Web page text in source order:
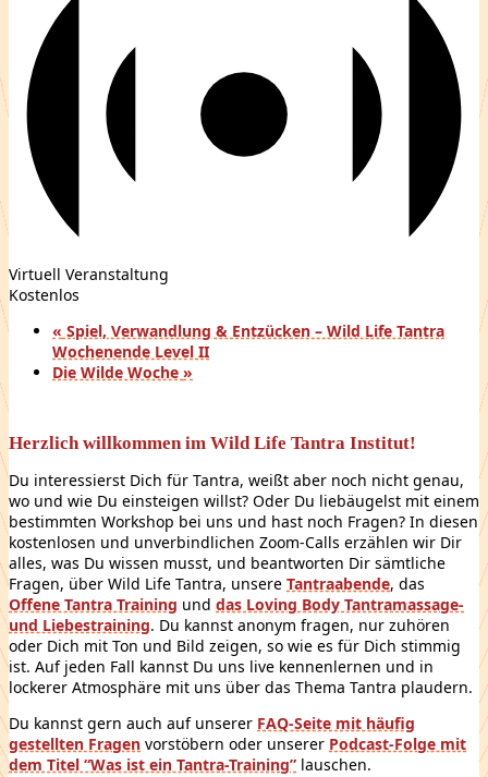
Virtuell Veranstaltung
Kostenlos
« Spiel, Verwandlung & Entzücken – Wild Life Tantra
Wochenende Level II
Die Wilde Woche »
Herzlich willkommen im Wild Life Tantra Institut!
Du interessierst Dich für Tantra, weißt aber noch nicht genau,
wo und wie Du einsteigen willst? Oder Du liebäugelst mit einem
bestimmten Workshop bei uns und hast noch Fragen? In diesen
kostenlosen und unverbindlichen Zoom-Calls erzählen wir Dir
alles, was Du wissen musst, und beantworten Dir sämtliche
Fragen, über Wild Life Tantra, unsere Tantraabende, das
Offene Tantra Training und das Loving Body Tantramassage-
und Liebestraining. Du kannst anonym fragen, nur zuhören
oder Dich mit Ton und Bild zeigen, so wie es für Dich stimmig
ist. Auf jeden Fall kannst Du uns live kennenlernen und in
lockerer Atmosphäre mit uns über das Thema Tantra plaudern.
Du kannst gern auch auf unserer FAQ-Seite mit häufig
gestellten Fragen vorstöbern oder unserer Podcast-Folge mit
dem Titel “Was ist ein Tantra-Training” lauschen.